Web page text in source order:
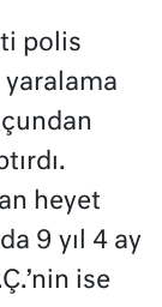
polis
yaralama
heyet
9 yıl 4 ay
ise